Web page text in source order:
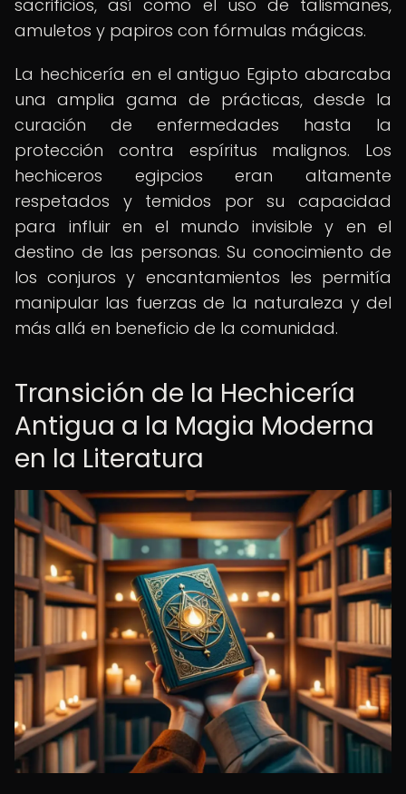
sacrificios, así como el uso de talismanes,
amuletos y papiros con fórmulas mágicas.
La hechicería en el antiguo Egipto abarcaba
una amplia gama de prácticas, desde la
curación de enfermedades hasta la
protección contra espíritus malignos. Los
hechiceros egipcios eran altamente
respetados y temidos por su capacidad
para influir en el mundo invisible y en el
destino de las personas. Su conocimiento de
los conjuros y encantamientos les permitía
manipular las fuerzas de la naturaleza y del
más allá en beneficio de la comunidad.
Transición de la Hechicería
Antigua a la Magia Moderna
en la Literatura